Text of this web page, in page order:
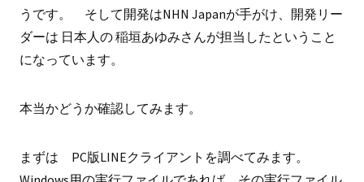
うです。 そして開発はNHN Japanが手がけ、開発リー
ダーは 日本人の 稲垣あゆみさんが担当したということ
になっています。
本当かどうか確認してみます。
まずは PC版LINEクライアントを調べてみます。